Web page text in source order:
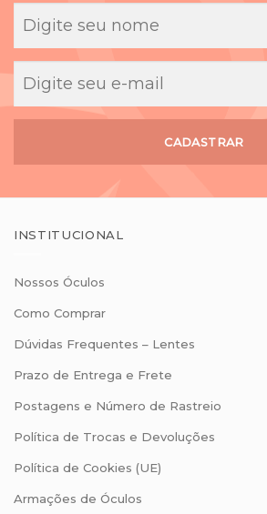
CADASTRAR
INSTITUCIONAL
Nossos Óculos
Como Comprar
Dúvidas Frequentes – Lentes
Prazo de Entrega e Frete
Postagens e Número de Rastreio
Política de Trocas e Devoluções
Política de Cookies (UE)
Armações de Óculos